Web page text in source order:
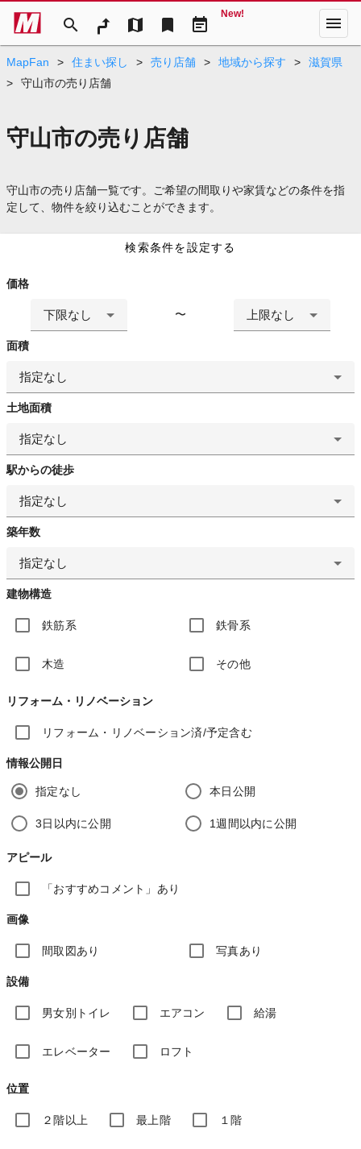
search map bookmark event_note
New! menu
MapFan > 住まい探し > 売り店舗 > 地域から探す >
滋賀県
>
守山市の売り店舗
守山市の売り店舗
守山市の売り店舗一覧です。ご希望の間取りや家賃などの条件を指
定して、物件を絞り込むことができます。
検索条件を設定する
価格
下限なし 〜 上限なし
面積
指定なし
土地面積
指定なし
駅からの徒歩
指定なし
築年数
指定なし
建物構造
鉄筋系 鉄骨系
木造 その他
リフォーム・リノベーション
リフォーム・リノベーション済/予定含む
情報公開日
指定なし 本日公開
3日以内に公開 1週間以内に公開
アピール
「おすすめコメント」あり
画像
間取図あり 写真あり
設備
男女別トイレ エアコン 給湯
エレベーター ロフト
位置
２階以上 最上階 １階